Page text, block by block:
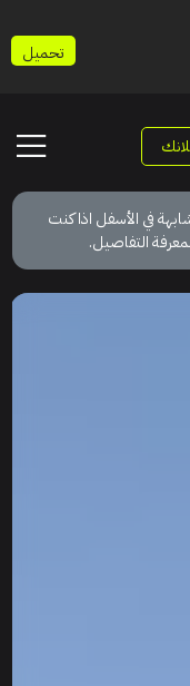
في الأسفل اذا كنت
التفاصيل.
تحميل